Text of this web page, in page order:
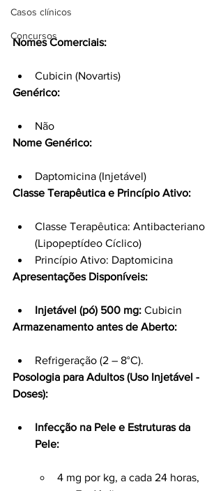
Casos clínicos
Concursos
Nomes Comerciais:
Cubicin (Novartis)
Genérico:
Não
Nome Genérico:
Daptomicina (Injetável)
Classe Terapêutica e Princípio Ativo:
Classe Terapêutica: Antibacteriano
(Lipopeptídeo Cíclico)
Princípio Ativo: Daptomicina
Apresentações Disponíveis:
Injetável (pó) 500 mg: Cubicin
Armazenamento antes de Aberto:
Refrigeração (2 – 8°C).
Posologia para Adultos (Uso Injetável -
Doses):
Infecção na Pele e Estruturas da
Pele:
4 mg por kg, a cada 24 horas,